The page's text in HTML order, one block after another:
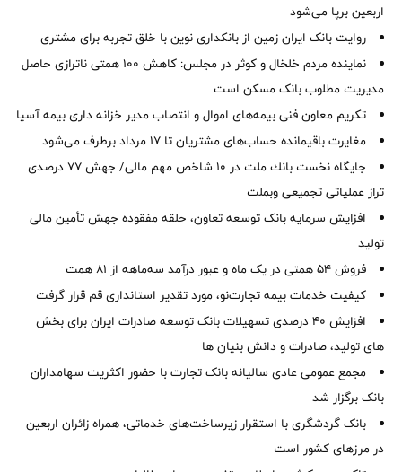
اربعین برپا می‌شود
روایت بانک ایران زمین از بانکداری نوین با خلق تجربه برای مشتری
نماینده مردم خلخال و کوثر در مجلس: کاهش ۱۰۰ همتی ناترازی حاصل
مدیریت مطلوب بانک مسکن است
تکریم معاون فنی بیمه‌های اموال و انتصاب مدیر خزانه داری بیمه آسیا
مغایرت‌ باقیمانده حساب‌های مشتریان تا ۱۷ مرداد برطرف می‌شود
جایگاه نخست بانك ملت در 10 شاخص مهم مالی/ جهش 77 درصدی
تراز عملیاتی تجمیعی وبملت
افزایش سرمایه بانک توسعه تعاون، حلقه مفقوده جهش تأمین مالی
تولید
فروش 54 همتی در یک ماه و عبور درآمد سه‌ماهه از 81 همت
کیفیت خدمات بیمه تجارت‌نو، مورد تقدیر استانداری قم قرار گرفت
افزایش 40 درصدی تسهیلات بانک توسعه صادرات ایران برای بخش
های تولید، صادرات و دانش بنیان ها
مجمع عمومی عادی سالیانه بانک تجارت با حضور اکثریت سهامداران
بانک برگزار شد
بانک گردشگری با استقرار زیرساخت‌های خدماتی، همراه زائران اربعین
در مرزهای کشور است